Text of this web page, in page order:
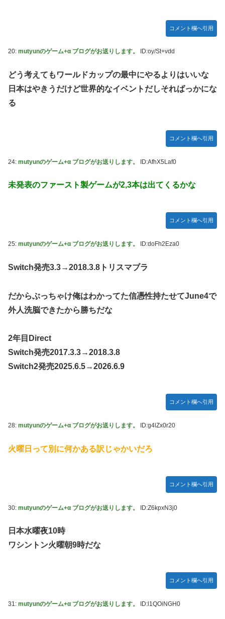
コメント欄へ引用
20: mutyunのゲーム+α ブログがお送りします。 ID:oy/St+vdd
どう考えてもワールドカップの最中にやるよりはいいな
日本はやきうだけど世界的なイベントだしそればっかにな
る
コメント欄へ引用
24: mutyunのゲーム+α ブログがお送りします。 ID:AfhX5Laf0
未発表のファースト製ゲームが2,3本は出てくるかな
コメント欄へ引用
25: mutyunのゲーム+α ブログがお送りします。 ID:doFh2Eza0
Switch発売3.3→2018.3.8トリスマブラ
だからぶっちゃけ俺はわかってた信憑性持たせてJune4で
外人洗脳できたから勝ちだな
2年目Direct
Switch発売2017.3.3→2018.3.8
Switch2発売2025.6.5→2026.6.9
コメント欄へ引用
28: mutyunのゲーム+α ブログがお送りします。 ID:g4lZx0r20
火曜日って別に何かある訳じゃかいだろ
コメント欄へ引用
30: mutyunのゲーム+α ブログがお送りします。 ID:Z6kpxN3j0
日本水曜夜10時
ワシントン火曜朝9時だな
コメント欄へ引用
31: mutyunのゲーム+α ブログがお送りします。 ID:l1QOiNGH0